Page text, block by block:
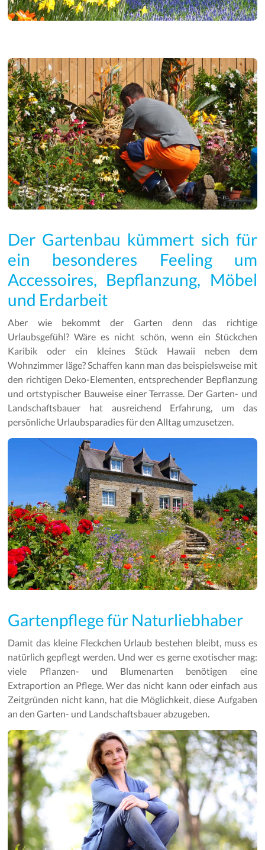
Der Gartenbau kümmert sich für
ein besonderes Feeling um
Accessoires, Bepflanzung, Möbel
und Erdarbeit
Aber wie bekommt der Garten denn das richtige
Urlaubsgefühl? Wäre es nicht schön, wenn ein Stückchen
Karibik oder ein kleines Stück Hawaii neben dem
Wohnzimmer läge? Schaffen kann man das beispielsweise mit
den richtigen Deko-Elementen, entsprechender Bepflanzung
und ortstypischer Bauweise einer Terrasse. Der Garten- und
Landschaftsbauer hat ausreichend Erfahrung, um das
persönliche Urlaubsparadies für den Alltag umzusetzen.
Gartenpflege für Naturliebhaber
Damit das kleine Fleckchen Urlaub bestehen bleibt, muss es
natürlich gepflegt werden. Und wer es gerne exotischer mag:
viele Pflanzen- und Blumenarten benötigen eine
Extraportion an Pflege. Wer das nicht kann oder einfach aus
Zeitgründen nicht kann, hat die Möglichkeit, diese Aufgaben
an den Garten- und Landschaftsbauer abzugeben.